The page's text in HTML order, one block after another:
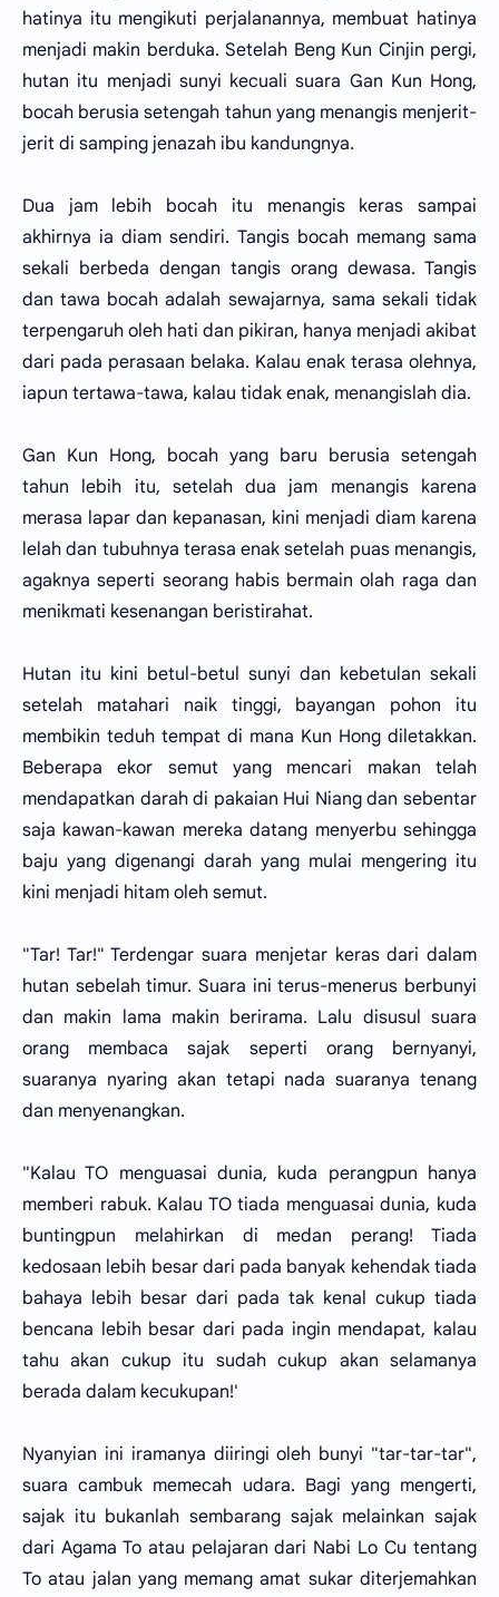
hatinya itu mengikuti perjalanannya, membuat hatinya
menjadi makin berduka. Setelah Beng Kun Cinjin pergi,
hutan itu menjadi sunyi kecuali suara Gan Kun Hong,
bocah berusia setengah tahun yang menangis menjerit-
jerit di samping jenazah ibu kandungnya.
Dua jam lebih bocah itu menangis keras sampai
akhirnya ia diam sendiri. Tangis bocah memang sama
sekali berbeda dengan tangis orang dewasa. Tangis
dan tawa bocah adalah sewajarnya, sama sekali tidak
terpengaruh oleh hati dan pikiran, hanya menjadi akibat
dari pada perasaan belaka. Kalau enak terasa olehnya,
iapun tertawa-tawa, kalau tidak enak, menangislah dia.
Gan Kun Hong, bocah yang baru berusia setengah
tahun lebih itu, setelah dua jam menangis karena
merasa lapar dan kepanasan, kini menjadi diam karena
lelah dan tubuhnya terasa enak setelah puas menangis,
agaknya seperti seorang habis bermain olah raga dan
menikmati kesenangan beristirahat.
Hutan itu kini betul-betul sunyi dan kebetulan sekali
setelah matahari naik tinggi, bayangan pohon itu
membikin teduh tempat di mana Kun Hong diletakkan.
Beberapa ekor semut yang mencari makan telah
mendapatkan darah di pakaian Hui Niang dan sebentar
saja kawan-kawan mereka datang menyerbu sehingga
baju yang digenangi darah yang mulai mengering itu
kini menjadi hitam oleh semut.
"Tar! Tar!" Terdengar suara menjetar keras dari dalam
hutan sebelah timur. Suara ini terus-menerus berbunyi
dan makin lama makin berirama. Lalu disusul suara
orang membaca sajak seperti orang bernyanyi,
suaranya nyaring akan tetapi nada suaranya tenang
dan menyenangkan.
"Kalau TO menguasai dunia, kuda perangpun hanya
memberi rabuk. Kalau TO tiada menguasai dunia, kuda
buntingpun melahirkan di medan perang! Tiada
kedosaan lebih besar dari pada banyak kehendak tiada
bahaya lebih besar dari pada tak kenal cukup tiada
bencana lebih besar dari pada ingin mendapat, kalau
tahu akan cukup itu sudah cukup akan selamanya
berada dalam kecukupan!'
Nyanyian ini iramanya diiringi oleh bunyi "tar-tar-tar",
suara cambuk memecah udara. Bagi yang mengerti,
sajak itu bukanlah sembarang sajak melainkan sajak
dari Agama To atau pelajaran dari Nabi Lo Cu tentang
To atau jalan yang memang amat sukar diterjemahkan